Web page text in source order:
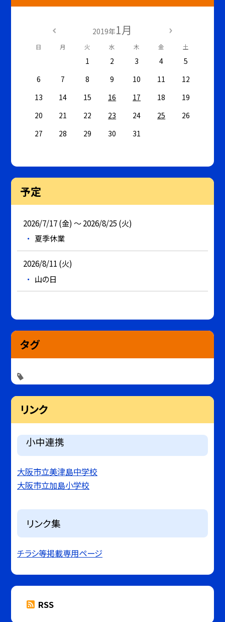
2019年1月
日 月 火 水 木 金 土
1 2 3 4
5
6
7 8 9 10 11
12
13
14 15 16 17 18
19
20
21 22 23 24 25
26
27
28 29 30 31
予定
2026/7/17 (金) ～ 2026/8/25 (火)
夏季休業
2026/8/11 (火)
山の日
タグ
リンク
小中連携
大阪市立美津島中学校
大阪市立加島小学校
リンク集
チラシ等掲載専用ページ
RSS